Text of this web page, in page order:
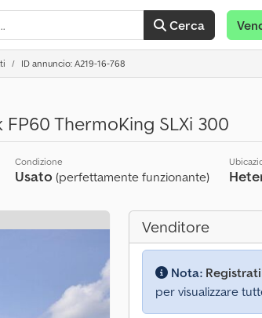
Cerca
ID annuncio: A219-16-768
FP60 ThermoKing SLXi 300
Condizione
Usato (perfettamente funzionante)
Venditore
Nota:
per visualizzare